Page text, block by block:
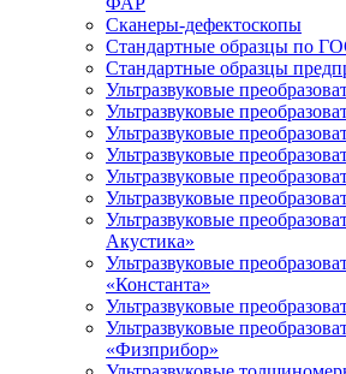
Сканеры-дефектоскопы
Стандартные образцы по
Стандартные образцы
Ультразвуковые
Ультразвуковые
Ультразвуковые
Ультразвуковые
Ультразвуковые
Ультразвуковые
Ультразвуковые
Акустика»
Ультразвуковые
«Константа»
Ультразвуковые
Ультразвуковые
«Физприбор»